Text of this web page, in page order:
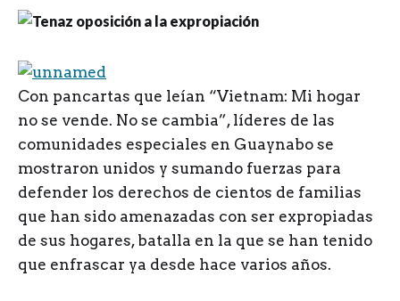
Con pancartas que leían “Vietnam: Mi hogar
no se vende. No se cambia”, líderes de las
comunidades especiales en Guaynabo se
mostraron unidos y sumando fuerzas para
defender los derechos de cientos de familias
que han sido amenazadas con ser expropiadas
de sus hogares, batalla en la que se han tenido
que enfrascar ya desde hace varios años.